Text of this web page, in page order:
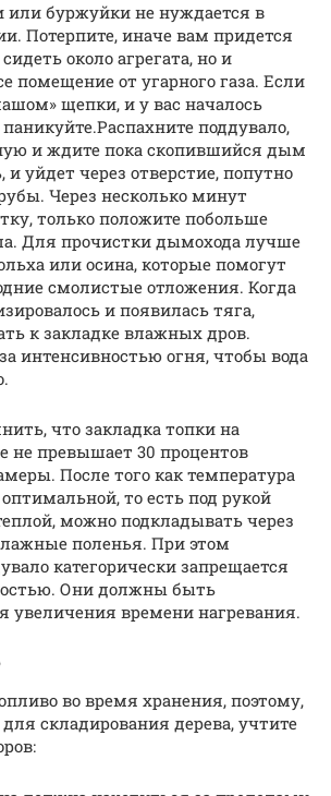
или буржуйки не нуждается в
Потерпите, иначе вам придется
около агрегата, но и
помещение от угарного газа. Если
щепки, и у вас началось
поддувало,
и ждите пока скопившийся дым
и уйдет через отверстие, попутно
Через несколько минут
только положите побольше
Для прочистки дымохода лучше
или осина, которые помогут
смолистые отложения. Когда
и появилась тяга,
к закладке влажных дров.
интенсивностью огня, чтобы вода
что закладка топки на
не превышает 30 процентов
После того как температура
то есть под рукой
можно подкладывать через
поленья. При этом
категорически запрещается
Они должны быть
увеличения времени нагревания.
во время хранения, поэтому,
складирования дерева, учтите